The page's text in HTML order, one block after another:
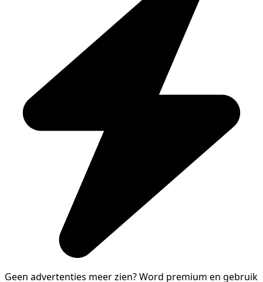
Geen advertenties meer zien?Word premium en gebruik